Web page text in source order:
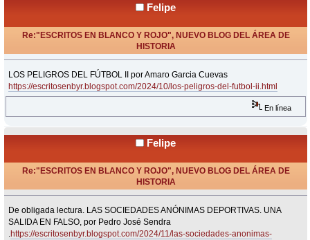
Felipe
Re:"ESCRITOS EN BLANCO Y ROJO", NUEVO BLOG DEL ÁREA DE
HISTORIA
LOS PELIGROS DEL FÚTBOL II por Amaro Garcia Cuevas
https://escritosenbyr.blogspot.com/2024/10/los-peligros-del-futbol-ii.html
En línea
Felipe
Re:"ESCRITOS EN BLANCO Y ROJO", NUEVO BLOG DEL ÁREA DE
HISTORIA
De obligada lectura. LAS SOCIEDADES ANÓNIMAS DEPORTIVAS. UNA
SALIDA EN FALSO, por Pedro José Sendra
.https://escritosenbyr.blogspot.com/2024/11/las-sociedades-anonimas-